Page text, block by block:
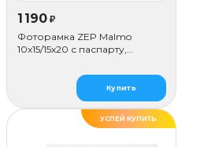
1 190 ₽
Фоторамка ZEP Malmo
10х15/15х20 с паспарту,
Купить
УСПЕЙ КУПИТЬ